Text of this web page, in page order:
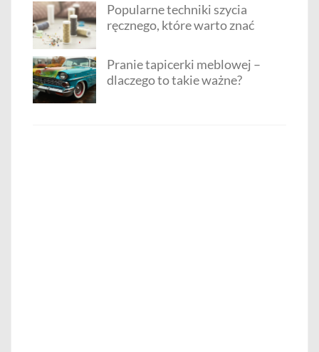
Popularne techniki szycia
ręcznego, które warto znać
Pranie tapicerki meblowej –
dlaczego to takie ważne?